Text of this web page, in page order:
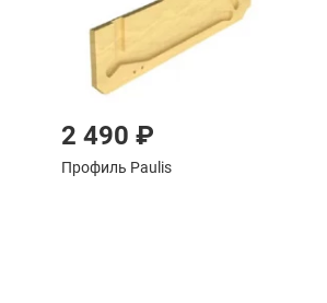
2 490 ₽
Профиль Paulis